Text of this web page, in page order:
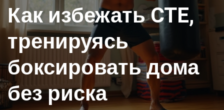
Как избежать CTE,
тренируясь
боксировать дома
без риска